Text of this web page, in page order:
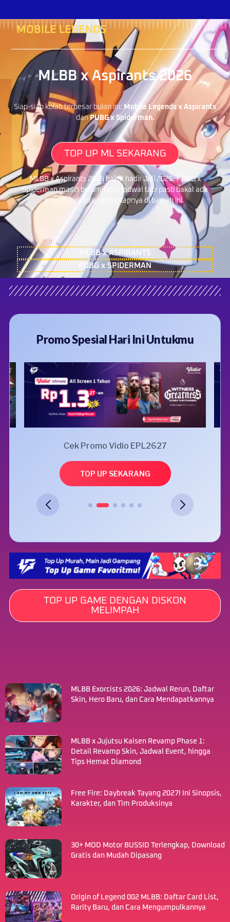
MOBILE LEGENDS
MLBB x Aspirants 2026
Siap-siap kolab terbesar bulan ini: Mobile Legends x Aspirants
dan PUBG x Spiderman.
TOP UP ML SEKARANG
MLBB x Aspirants 2026 bakal hadir Juli 2026. PUBG x
Spiderman masih belum kasih jadwal tapi pasti bakal ada
promo. Cek info selengkapnya di bawah ini.
MLBB x ASPIRANTS
PUBG x SPIDERMAN
Promo Spesial Hari Ini Untukmu
Cek Promo Vidio EPL2627
TOP UP SEKARANG
TOP UP GAME DENGAN DISKON
MELIMPAH
MLBB Exorcists 2026: Jadwal Rerun, Daftar
Skin, Hero Baru, dan Cara Mendapatkannya
MLBB x Jujutsu Kaisen Revamp Phase 1:
Detail Revamp Skin, Jadwal Event, hingga
Tips Hemat Diamond
Free Fire: Daybreak Tayang 2027! Ini Sinopsis,
Karakter, dan Tim Produksinya
30+ MOD Motor BUSSID Terlengkap, Download
Gratis dan Mudah Dipasang
Origin of Legend 002 MLBB: Daftar Card List,
Rarity Baru, dan Cara Mengumpulkannya